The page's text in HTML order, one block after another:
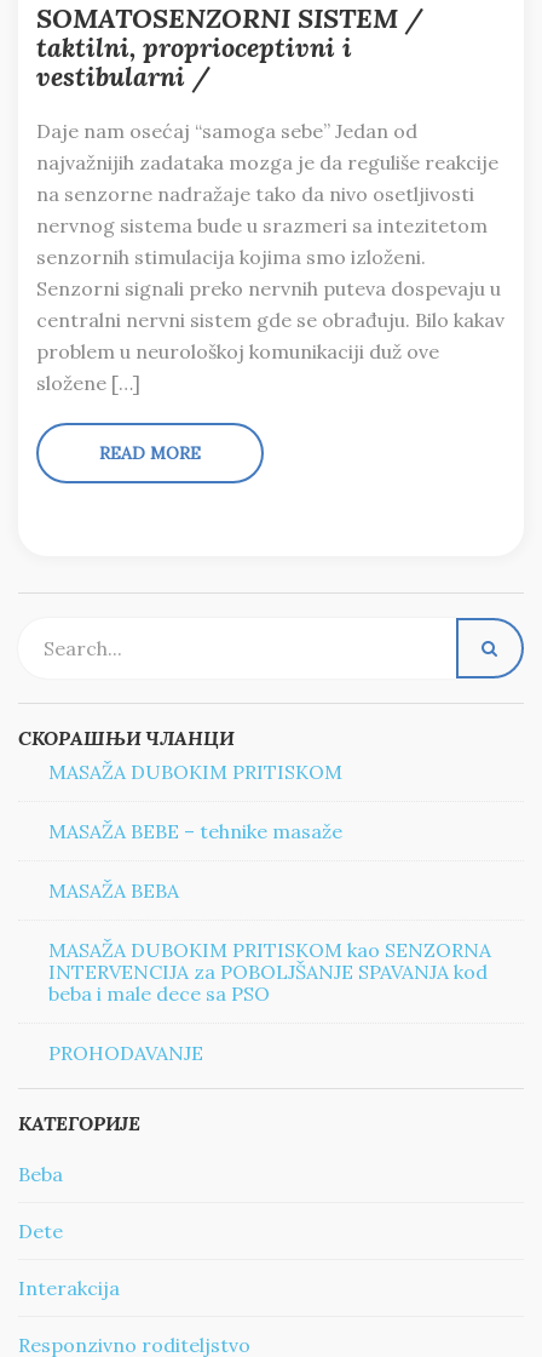
SOMATOSENZORNI SISTEM /
taktilni, proprioceptivni i
vestibularni /
Daje nam osećaj “samoga sebe” Jedan od
najvažnijih zadataka mozga je da reguliše reakcije
na senzorne nadražaje tako da nivo osetljivosti
nervnog sistema bude u srazmeri sa intezitetom
senzornih stimulacija kojima smo izloženi.
Senzorni signali preko nervnih puteva dospevaju u
centralni nervni sistem gde se obrađuju. Bilo kakav
problem u neurološkoj komunikaciji duž ove
složene […]
READ MORE
СКОРАШЊИ ЧЛАНЦИ
MASAŽA DUBOKIM PRITISKOM
MASAŽA BEBE – tehnike masaže
MASAŽA BEBA
MASAŽA DUBOKIM PRITISKOM kao SENZORNA
INTERVENCIJA za POBOLJŠANJE SPAVANJA kod
beba i male dece sa PSO
PROHODAVANJE
КАТЕГОРИЈЕ
Beba
Dete
Interakcija
Responzivno roditeljstvo